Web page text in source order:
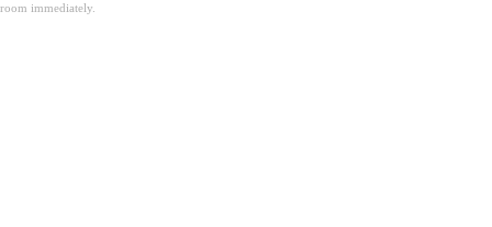
room immediately.